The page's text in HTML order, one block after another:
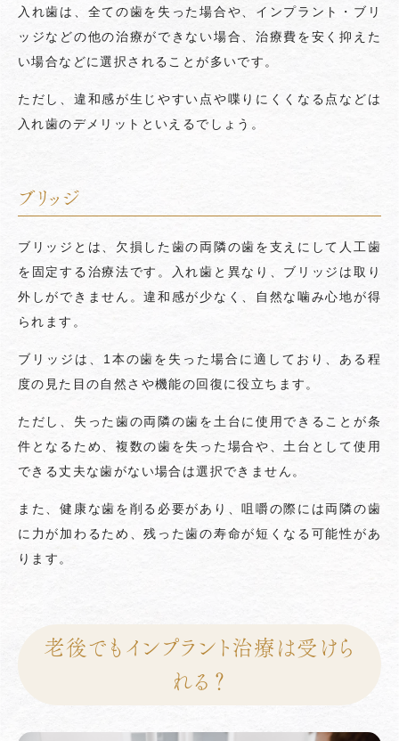
入れ歯は、全ての歯を失った場合や、インプラント・ブリ
ッジなどの他の治療ができない場合、治療費を安く抑えた
い場合などに選択されることが多いです。
ただし、違和感が生じやすい点や喋りにくくなる点などは
入れ歯のデメリットといえるでしょう。
ブリッジ
ブリッジとは、欠損した歯の両隣の歯を支えにして人工歯
を固定する治療法です。入れ歯と異なり、ブリッジは取り
外しができません。違和感が少なく、自然な噛み心地が得
られます。
ブリッジは、1本の歯を失った場合に適しており、ある程
度の見た目の自然さや機能の回復に役立ちます。
ただし、失った歯の両隣の歯を土台に使用できることが条
件となるため、複数の歯を失った場合や、土台として使用
できる丈夫な歯がない場合は選択できません。
また、健康な歯を削る必要があり、咀嚼の際には両隣の歯
に力が加わるため、残った歯の寿命が短くなる可能性があ
ります。
老後でもインプラント治療は受けら
れる？